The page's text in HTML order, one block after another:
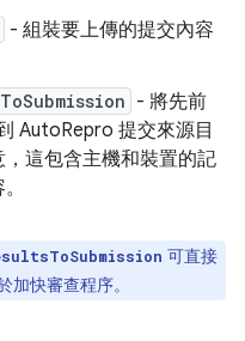
- 組裝要上傳的提交內容
- 將先前
AutoRepro 提交來源目
這包含主機和裝置的記
可直接
快審查程序。